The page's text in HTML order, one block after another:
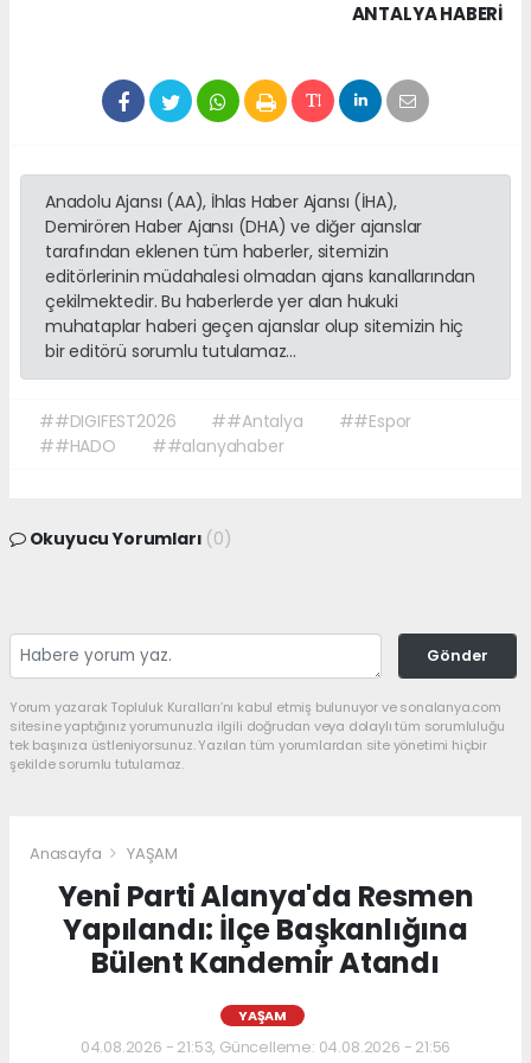
ANTALYA HABERİ
Anadolu Ajansı (AA), İhlas Haber Ajansı (İHA),
Demirören Haber Ajansı (DHA) ve diğer ajanslar
tarafından eklenen tüm haberler, sitemizin
editörlerinin müdahalesi olmadan ajans kanallarından
çekilmektedir. Bu haberlerde yer alan hukuki
muhataplar haberi geçen ajanslar olup sitemizin hiç
bir editörü sorumlu tutulamaz...
##DIGIFEST2026 ##Antalya
##Espor
##HADO
##alanyahaber
Okuyucu Yorumları (0)
Gönder
Yorum yazarak Topluluk Kuralları’nı kabul etmiş bulunuyor ve sonalanya.com
sitesine yaptığınız yorumunuzla ilgili doğrudan veya dolaylı tüm sorumluluğu
tek başınıza üstleniyorsunuz. Yazılan tüm yorumlardan site yönetimi hiçbir
şekilde sorumlu tutulamaz.
Anasayfa YAŞAM
Yeni Parti Alanya'da Resmen
Yapılandı: İlçe Başkanlığına
Bülent Kandemir Atandı
YAŞAM
04.08.2026 - 21:53, Güncelleme: 04.08.2026 - 21:56